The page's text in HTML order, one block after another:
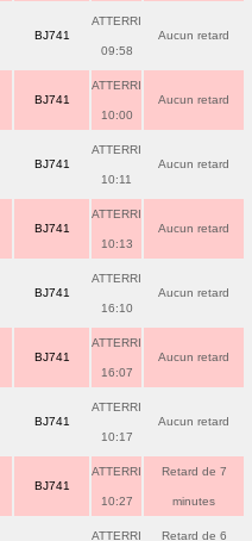
BJ741
ATTERRI
09:58
Aucun retard
BJ741
ATTERRI
10:00
Aucun retard
BJ741
ATTERRI
10:11
Aucun retard
BJ741
ATTERRI
10:13
Aucun retard
BJ741
ATTERRI
16:10
Aucun retard
BJ741
ATTERRI
16:07
Aucun retard
BJ741
ATTERRI
10:17
Aucun retard
BJ741
ATTERRI
10:27
Retard de 7
minutes
ATTERRI Retard de 6